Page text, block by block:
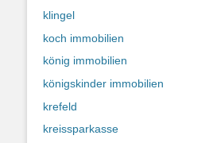
klingel
koch immobilien
könig immobilien
königskinder immobilien
krefeld
kreissparkasse